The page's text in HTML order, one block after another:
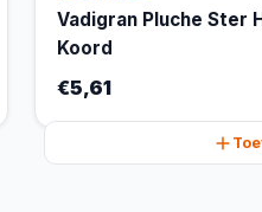
Vadigran Pluche Ster
Koord
€5,61